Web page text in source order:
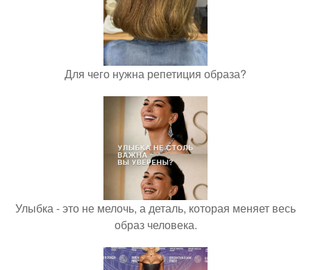
Для чего нужна репетиция образа?
Улыбка - это не мелочь, а деталь, которая меняет весь
образ человека.